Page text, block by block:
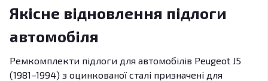
Якісне відновлення підлоги
автомобіля
Ремкомплекти підлоги для автомобілів Peugeot J5
(1981–1994) з оцинкованої сталі призначені для